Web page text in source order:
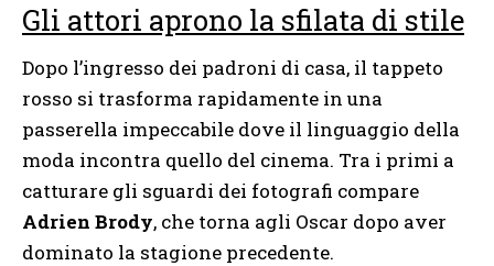
Gli attori aprono la sfilata di stile
Dopo l’ingresso dei padroni di casa, il tappeto
rosso si trasforma rapidamente in una
passerella impeccabile dove il linguaggio della
moda incontra quello del cinema. Tra i primi a
catturare gli sguardi dei fotografi compare
Adrien Brody, che torna agli Oscar dopo aver
dominato la stagione precedente.